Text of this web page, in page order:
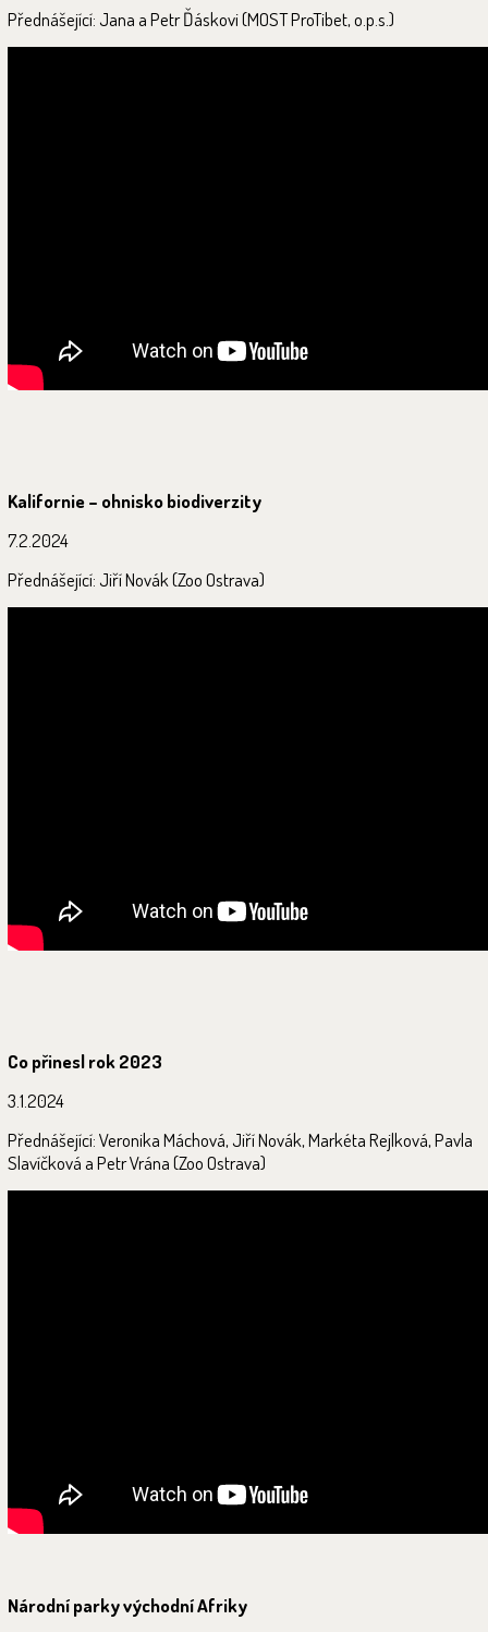
Přednášející: Jana a Petr Ďáskovi (MOST ProTibet, o.p.s.)
Kalifornie – ohnisko biodiverzity
7.2.2024
Přednášející: Jiří Novák (Zoo Ostrava)
Co přinesl rok 2023
3.1.2024
Přednášející: Veronika Máchová, Jiří Novák, Markéta Rejlková, Pavla
Slavíčková a Petr Vrána (Zoo Ostrava)
Národní parky východní Afriky